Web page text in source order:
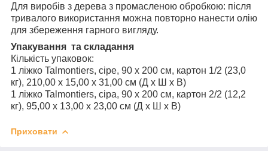
Для виробів з дерева з промасленою обробкою: після
тривалого використання можна повторно нанести олію
для збереження гарного вигляду.
Упакування та складання
Кількість упаковок:
1 ліжко Talmontiers, сіре, 90 x 200 см, картон 1/2 (23,0
кг), 210,00 x 15,00 x 31,00 см (Д x Ш x В)
1 ліжко Talmontiers, сіра, 90 x 200 см, картон 2/2 (12,2
кг), 95,00 x 13,00 x 23,00 см (Д x Ш x В)
Приховати